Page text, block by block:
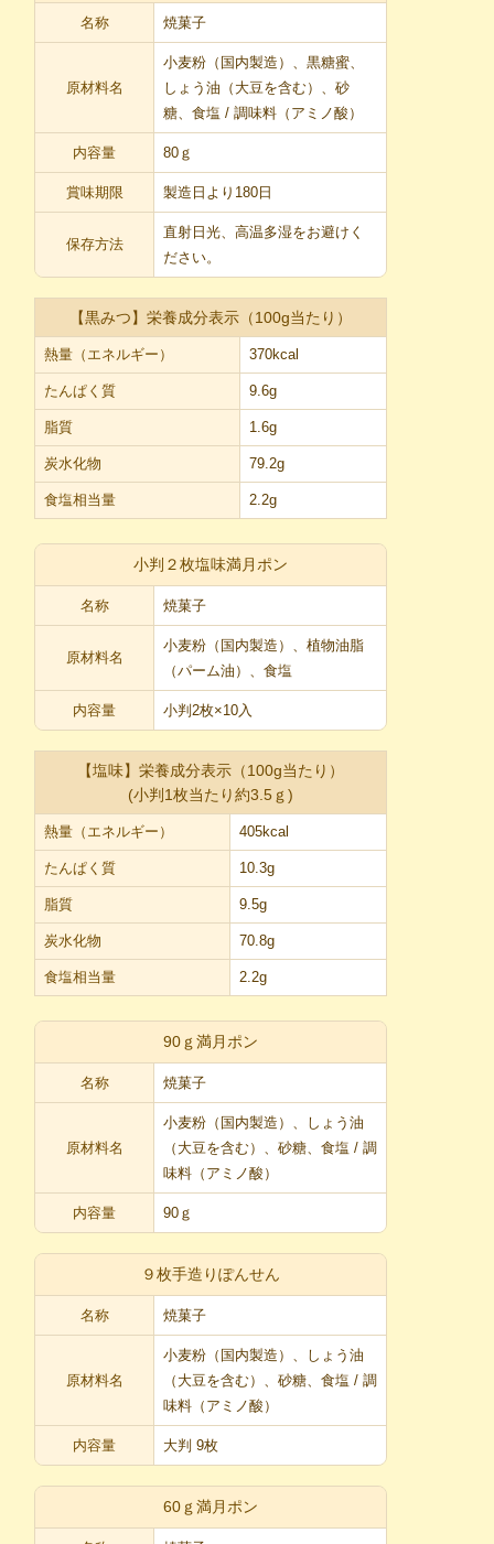
名称 焼菓子
原材料名
小麦粉（国内製造）、黒糖蜜、
しょう油（大豆を含む）、砂
糖、食塩 / 調味料（アミノ酸）
内容量 80ｇ
賞味期限 製造日より180日
保存方法
直射日光、高温多湿をお避けく
ださい。
【黒みつ】栄養成分表示（100g当たり）
熱量（エネルギー） 370kcal
たんぱく質 9.6g
脂質 1.6g
炭水化物 79.2g
食塩相当量 2.2g
小判２枚塩味満月ポン
名称 焼菓子
原材料名
小麦粉（国内製造）、植物油脂
（パーム油）、食塩
内容量 小判2枚×10入
【塩味】栄養成分表示（100g当たり）
(小判1枚当たり約3.5ｇ)
熱量（エネルギー） 405kcal
たんぱく質 10.3g
脂質 9.5g
炭水化物 70.8g
食塩相当量 2.2g
90ｇ満月ポン
名称 焼菓子
原材料名
小麦粉（国内製造）、しょう油
（大豆を含む）、砂糖、食塩 / 調
味料（アミノ酸）
内容量 90ｇ
９枚手造りぽんせん
名称 焼菓子
原材料名
小麦粉（国内製造）、しょう油
（大豆を含む）、砂糖、食塩 / 調
味料（アミノ酸）
内容量 大判 9枚
60ｇ満月ポン